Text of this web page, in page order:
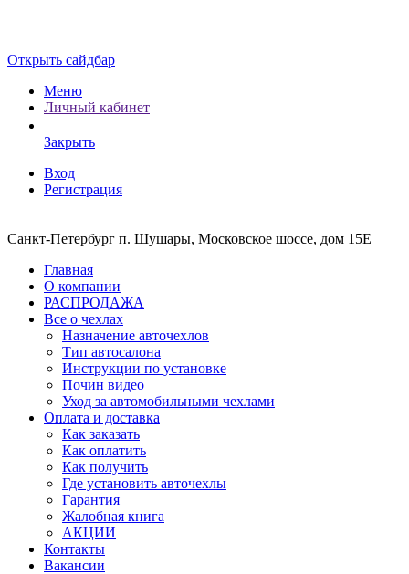
Открыть сайдбар
Меню
Личный кабинет
Закрыть
Вход
Регистрация
Санкт-Петербург п. Шушары, Московское шоссе, дом 15Е
Главная
О компании
РАСПРОДАЖА
Все о чехлах
Назначение авточехлов
Тип автосалона
Инструкции по установке
Почин видео
Уход за автомобильными чехлами
Оплата и доставка
Как заказать
Как оплатить
Как получить
Где установить авточехлы
Гарантия
Жалобная книга
АКЦИИ
Контакты
Вакансии